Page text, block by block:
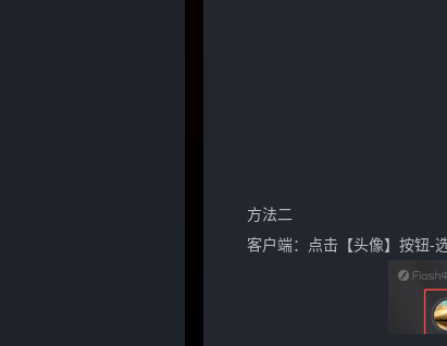
方法二
客户端：点击【头像】按钮-